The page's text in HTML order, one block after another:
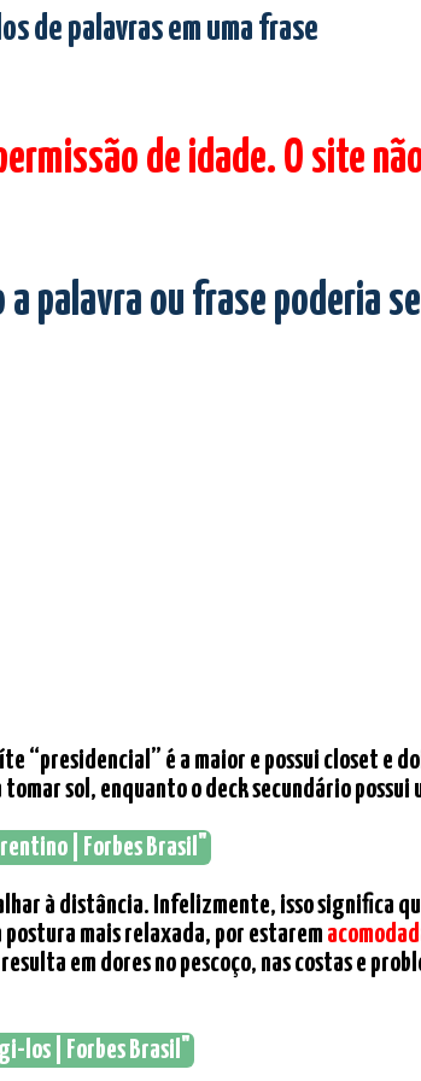
de palavras em uma frase
de idade. O site
palavra ou frase poderia
“presidencial” é a maior e possui closet e
sol, enquanto o deck secundário possui
| Forbes Brasil"
à distância. Infelizmente, isso significa
mais relaxada, por estarem
em dores no pescoço, nas costas e
los | Forbes Brasil"